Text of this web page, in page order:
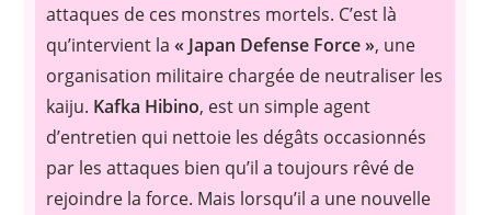
attaques de ces monstres mortels. C’est là
qu’intervient la« Japan Defense Force », une
organisation militaire chargée de neutraliser les
kaiju. Kafka Hibino, est un simple agent
d’entretien qui nettoie les dégâts occasionnés
par les attaques bien qu’il a toujours rêvé de
rejoindre la force. Mais lorsqu’il a une nouvelle